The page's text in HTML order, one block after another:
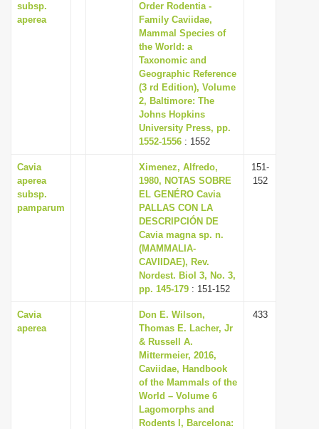
subsp.
aperea
Order Rodentia -
Family Caviidae,
Mammal Species of
the World: a
Taxonomic and
Geographic Reference
(3 rd Edition), Volume
2, Baltimore: The
Johns Hopkins
University Press, pp.
1552-1556 : 1552
Cavia
aperea
subsp.
pamparum
Ximenez, Alfredo,
1980, NOTAS SOBRE
EL GENÉRO Cavia
PALLAS CON LA
DESCRIPCIÓN DE
Cavia magna sp. n.
(MAMMALIA-
CAVIIDAE), Rev.
Nordest. Biol 3, No. 3,
pp. 145-179 : 151-152
151-
152
Cavia
aperea
Don E. Wilson,
Thomas E. Lacher, Jr
& Russell A.
Mittermeier, 2016,
Caviidae, Handbook
of the Mammals of the
World – Volume 6
Lagomorphs and
Rodents I, Barcelona:
433